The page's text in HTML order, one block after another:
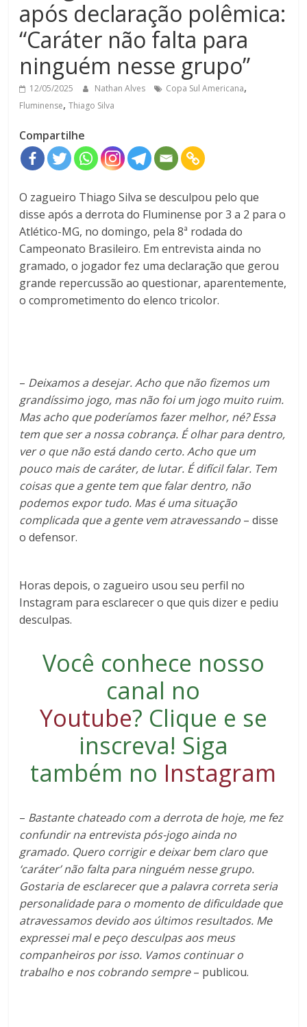
após declaração polêmica:
“Caráter não falta para
ninguém nesse grupo”
12/05/2025 Nathan Alves Copa Sul Americana,
Fluminense,Thiago Silva
Compartilhe
O zagueiro Thiago Silva se desculpou pelo que
disse após a derrota do Fluminense por 3 a 2 para o
Atlético-MG, no domingo, pela 8ª rodada do
Campeonato Brasileiro. Em entrevista ainda no
gramado, o jogador fez uma declaração que gerou
grande repercussão ao questionar, aparentemente,
o comprometimento do elenco tricolor.
– Deixamos a desejar. Acho que não fizemos um
grandíssimo jogo, mas não foi um jogo muito ruim.
Mas acho que poderíamos fazer melhor, né? Essa
tem que ser a nossa cobrança. É olhar para dentro,
ver o que não está dando certo. Acho que um
pouco mais de caráter, de lutar. É difícil falar. Tem
coisas que a gente tem que falar dentro, não
podemos expor tudo. Mas é uma situação
complicada que a gente vem atravessando – disse
o defensor.
Horas depois, o zagueiro usou seu perfil no
Instagram para esclarecer o que quis dizer e pediu
desculpas.
Você conhece nosso
canal no
Youtube? Clique e se
inscreva! Siga
também no Instagram
– Bastante chateado com a derrota de hoje, me fez
confundir na entrevista pós-jogo ainda no
gramado. Quero corrigir e deixar bem claro que
‘caráter’ não falta para ninguém nesse grupo.
Gostaria de esclarecer que a palavra correta seria
personalidade para o momento de dificuldade que
atravessamos devido aos últimos resultados. Me
expressei mal e peço desculpas aos meus
companheiros por isso. Vamos continuar o
trabalho e nos cobrando sempre– publicou.